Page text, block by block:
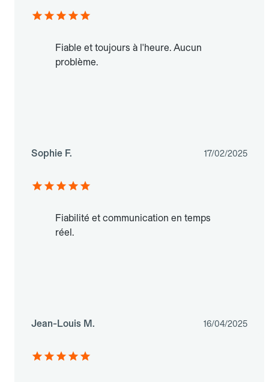
Fiable et toujours à l'heure. Aucun
problème.
Sophie F. 17/02/2025
Fiabilité et communication en temps
réel.
Jean-Louis M. 16/04/2025